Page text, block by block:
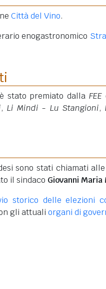
Città del Vino.
enogastronomico
stato premiato dallaFEE
, Li Mindi - Lu Stangioni,
sono stati chiamati
il sindaco Giovanni Maria
storico delle elezioni
gli attuali organi di